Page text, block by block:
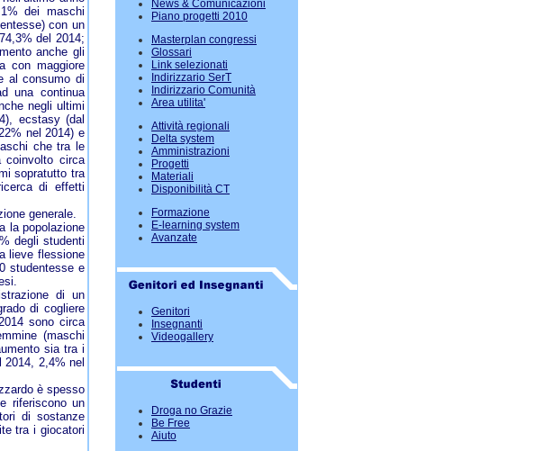
dei maschi
con un
del 2014;
anche gli
con maggiore
al consumo di
una continua
negli ultimi
ecstasy (dal
nel 2014) e
che tra le
coinvolto circa
sopratutto tra
di effetti
generale.
la popolazione
degli studenti
lieve flessione
studentesse e
di un
di cogliere
sono circa
(maschi
sia tra i
2,4% nel
è spesso
riferiscono un
di sostanze
tra i giocatori
News & Comunicazioni
Piano progetti 2010
Masterplan congressi
Glossari
Link selezionati
Indirizzario SerT
Indirizzario Comunità
Area utilita'
Attività regionali
Delta system
Amministrazioni
Progetti
Materiali
Disponibilità CT
Formazione
E-learning system
Avanzate
Genitori
Insegnanti
Videogallery
Droga no Grazie
Be Free
Aiuto